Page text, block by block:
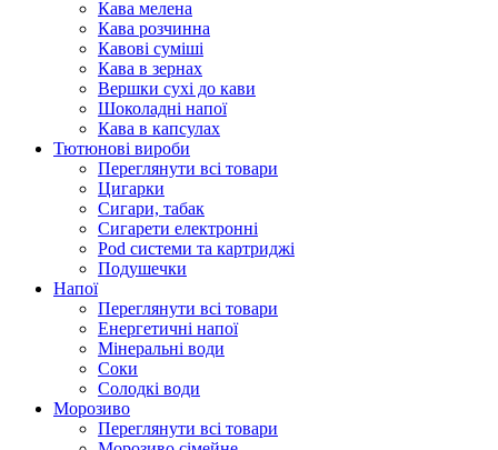
Кава мелена
Кава розчинна
Кавові суміші
Кава в зернах
Вершки сухі до кави
Шоколадні напої
Кава в капсулах
Тютюнові вироби
Переглянути всі товари
Цигарки
Сигари, табак
Сигарети електронні
Pod системи та картриджі
Подушечки
Напої
Переглянути всі товари
Енергетичні напої
Мінеральні води
Соки
Солодкі води
Морозиво
Переглянути всі товари